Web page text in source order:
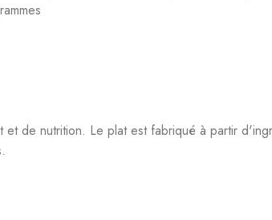
de nutrition. Le plat est fabriqué à partir